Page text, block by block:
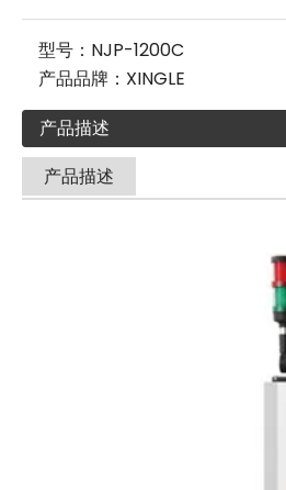
型号： NJP-1200C
产品品牌： XINGLE
产品描述
产品描述